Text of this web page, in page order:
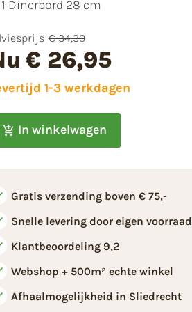
1 Dinerbord 28 cm
€ 34,30
€ 26,95
1-3 werkdagen
In winkelwagen
Gratis verzending boven € 75,-
Snelle levering door eigen voorraad
Klantbeoordeling 9,2
Webshop + 500m² echte winkel
Afhaalmogelijkheid in Sliedrecht